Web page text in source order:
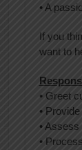
• A
If you
want to
• Greet
•
•
•